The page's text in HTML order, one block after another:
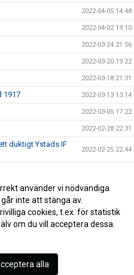
2022-04-05 14:48
2022-04-02 19:10
2022-03-24 21:56
2022-03-20 19:22
2022-03-18 21:31
1917 2022-03-13 13:14
2022-03-05 17:22
2022-02-28 22:31
duktigt Ystads IF
2022-02-25 22:44
2022-02-19 16:31
2022-02-12 15:09
använder vi nödvändiga
inte att stänga av.
cookies, t.ex. för statistik
om du vill acceptera dessa.
alla